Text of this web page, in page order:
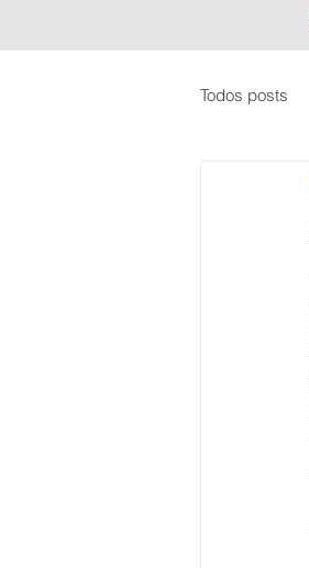
Todos posts